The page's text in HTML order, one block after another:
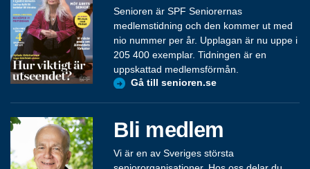
Senioren är SPF Seniorernas
medlemstidning och den kommer ut med
nio nummer per år. Upplagan är nu uppe i
205 400 exemplar. Tidningen är en
uppskattad medlemsförmån.
Gå till senioren.se
Bli medlem
Vi är en av Sveriges största